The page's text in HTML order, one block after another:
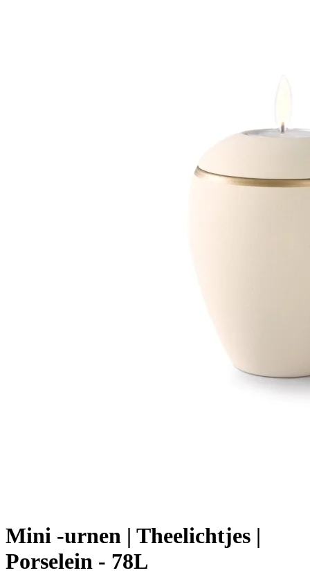
Mini -urnen | Theelichtjes |
Porselein - 78L